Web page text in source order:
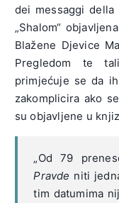
dei messaggi della
„Shalom“
Blažene Djevice
Pregledom te
primjećuje se da
zakomplicira ako
su objavljene u
„Od 79
Pravde niti
tim datumima